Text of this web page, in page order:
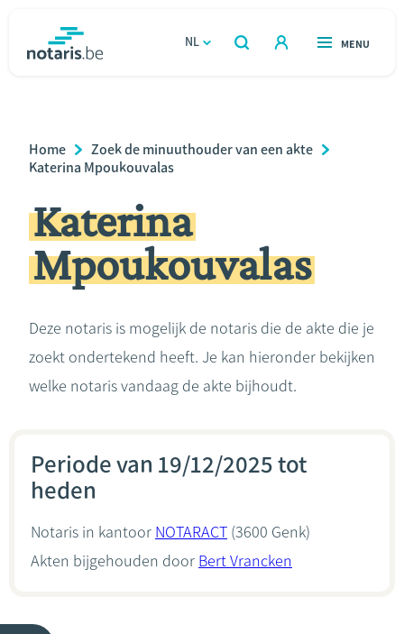
gaan
NL
OPEN
ZOEKEN
OPEN
MENU
Relatie & samenleven
Erven & schenken
Ondernemen
Rekenmodules
Breadcrumb
Home
Zoek de minuuthouder van een akte
Katerina Mpoukouvalas
Katerina
Mpoukouvalas
Deze notaris is mogelijk de notaris die de akte die je
zoekt ondertekend heeft. Je kan hieronder bekijken
welke notaris vandaag de akte bijhoudt.
Periode van 19/12/2025 tot
heden
Notaris in kantoor NOTARACT (3600 Genk)
Akten bijgehouden door Bert Vrancken